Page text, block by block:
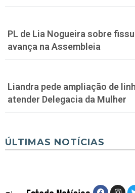
PL de Lia Nogueira sobre
avança na Assembleia
Liandra pede ampliação de
atender Delegacia da Mulher
ÚLTIMAS NOTÍCIAS